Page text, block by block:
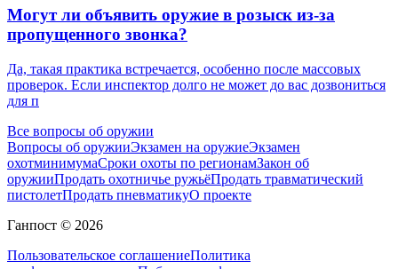
Могут ли объявить оружие в розыск из-за
пропущенного звонка?
Да, такая практика встречается, особенно после массовых
проверок. Если инспектор долго не может до вас дозвониться
для п
Все вопросы об оружии
Вопросы об оружииЭкзамен на оружиеЭкзамен
охотминимумаСроки охоты по регионамЗакон об
оружииПродать охотничье ружьёПродать травматический
пистолетПродать пневматикуО проекте
Ганпост © 2026
Пользовательское соглашениеПолитика